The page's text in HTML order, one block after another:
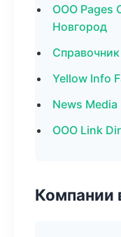
ООО Pages
Новгород
Yellow Info
News
ООО Link
Компании